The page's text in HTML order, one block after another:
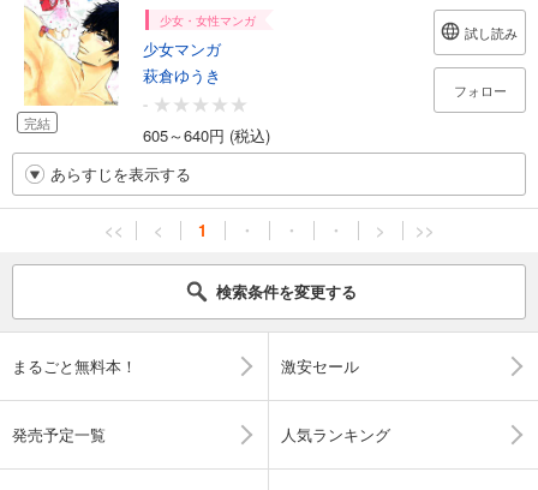
完結
少女・女性マンガ
少女マンガ
萩倉ゆうき
-
605～640円 (税込)
試し読み
フォロー
あらすじを表示する
<< < 1 ・ ・ ・ > >>
検索条件を変更する
まるごと無料本！ 激安セール
発売予定一覧 人気ランキング